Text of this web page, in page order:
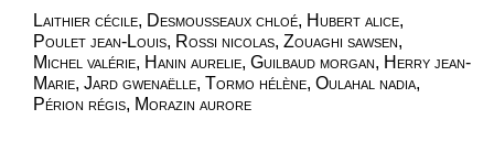
Laithier cécile, Desmousseaux chloé, Hubert alice,
Poulet jean-Louis, Rossi nicolas, Zouaghi sawsen,
Michel valérie, Hanin aurelie, Guilbaud morgan, Herry jean-
Marie, Jard gwenaëlle, Tormo hélène, Oulahal nadia,
Périon régis, Morazin aurore